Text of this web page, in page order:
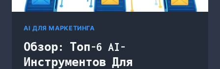
AI ДЛЯ МАРКЕТИНГА
Обзор: Топ-6 AI-
Инструментов Для